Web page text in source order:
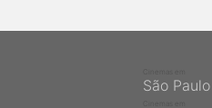
São Paulo